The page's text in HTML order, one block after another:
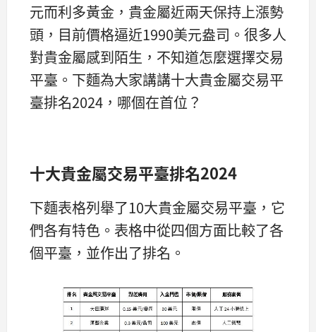
元而利多黃金，貴金屬近兩天保持上漲勢
頭，目前價格逼近1990美元盎司。很多人
對貴金屬感到陌生，不知道怎麼選擇交易
平臺。下麵為大家講講十大貴金屬交易平
臺排名2024，哪個在首位？
十大貴金屬交易平臺排名2024
下麵表格列舉了10大貴金屬交易平臺，它
們各有特色。表格中從四個方面比較了各
個平臺，並作出了排名。